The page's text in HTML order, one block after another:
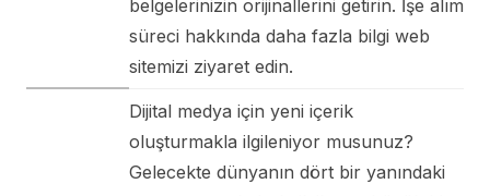
belgelerinizin orijinallerini getirin. İşe alım
süreci hakkında daha fazla bilgi web
sitemizi ziyaret edin.
Dijital medya için yeni içerik
oluşturmakla ilgileniyor musunuz?
Gelecekte dünyanın dört bir yanındaki